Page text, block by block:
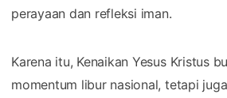
perayaan dan refleksi iman.
Karena itu, Kenaikan Yesus Kristus
momentum libur nasional, tetapi